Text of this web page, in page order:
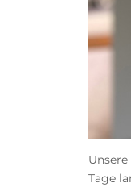
Tage